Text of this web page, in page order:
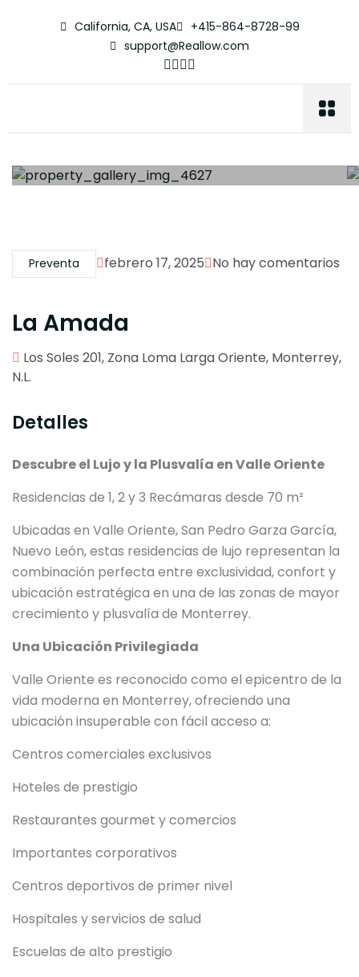
California, CA, USA
+415-864-8728-99
support@Reallow.com
Preventa febrero 17, 2025 No hay comentarios
La Amada
Los Soles 201, Zona Loma Larga Oriente, Monterrey,
N.L.
Detalles
Descubre el Lujo y la Plusvalía en Valle Oriente
Residencias de 1, 2 y 3 Recámaras desde 70 m²
Ubicadas en Valle Oriente, San Pedro Garza García,
Nuevo León, estas residencias de lujo representan la
combinación perfecta entre exclusividad, confort y
ubicación estratégica en una de las zonas de mayor
crecimiento y plusvalía de Monterrey.
Una Ubicación Privilegiada
Valle Oriente es reconocido como el epicentro de la
vida moderna en Monterrey, ofreciendo una
ubicación insuperable con fácil acceso a:
Centros comerciales exclusivos
Hoteles de prestigio
Restaurantes gourmet y comercios
Importantes corporativos
Centros deportivos de primer nivel
Hospitales y servicios de salud
Escuelas de alto prestigio